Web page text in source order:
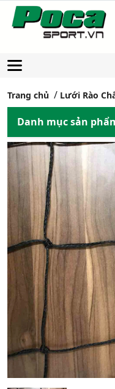
Trang chủ Lưới Rào
Danh mục sản